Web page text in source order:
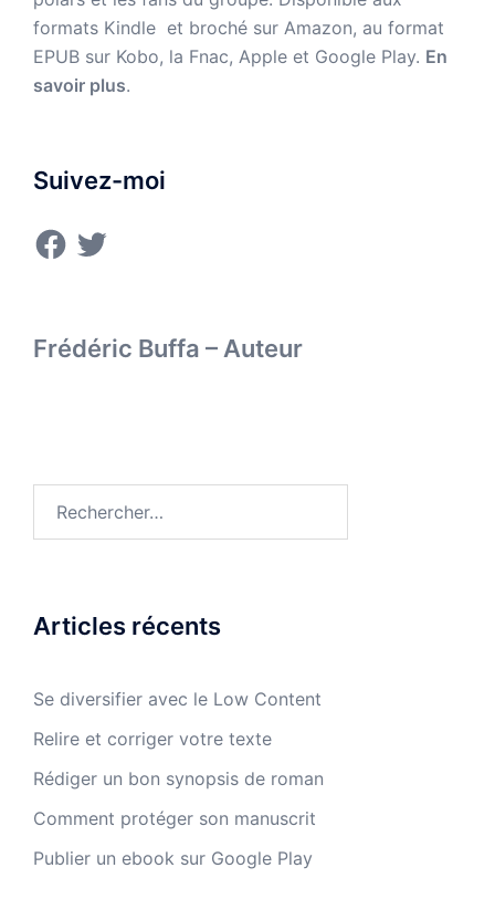
formats Kindle et broché sur Amazon, au format
EPUB sur Kobo, la Fnac, Apple et Google Play. En
savoir plus.
Suivez-moi
Facebook
Twitter
Frédéric Buffa – Auteur
Articles récents
Se diversifier avec le Low Content
Relire et corriger votre texte
Rédiger un bon synopsis de roman
Comment protéger son manuscrit
Publier un ebook sur Google Play